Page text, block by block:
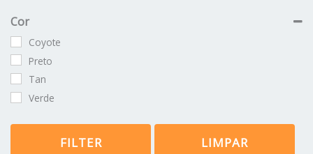
Cor
Coyote
Preto
Tan
Verde
FILTER LIMPAR